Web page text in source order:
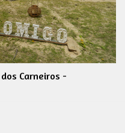
Carneiros -